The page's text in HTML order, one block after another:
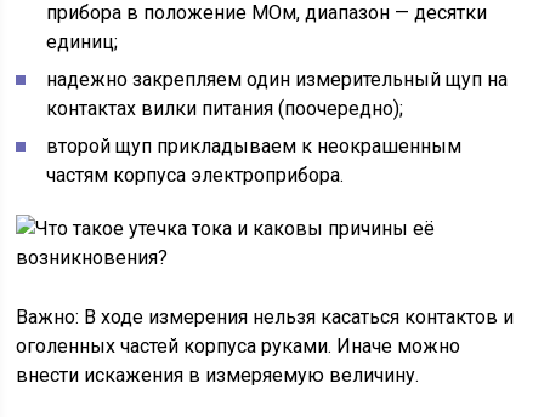
прибора в положение МОм, диапазон — десятки
единиц;
надежно закрепляем один измерительный щуп на
контактах вилки питания (поочередно);
второй щуп прикладываем к неокрашенным
частям корпуса электроприбора.
Важно: В ходе измерения нельзя касаться контактов и
оголенных частей корпуса руками. Иначе можно
внести искажения в измеряемую величину.